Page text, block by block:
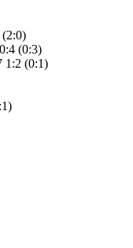
(2:0)
(0:3)
1:2 (0:1)